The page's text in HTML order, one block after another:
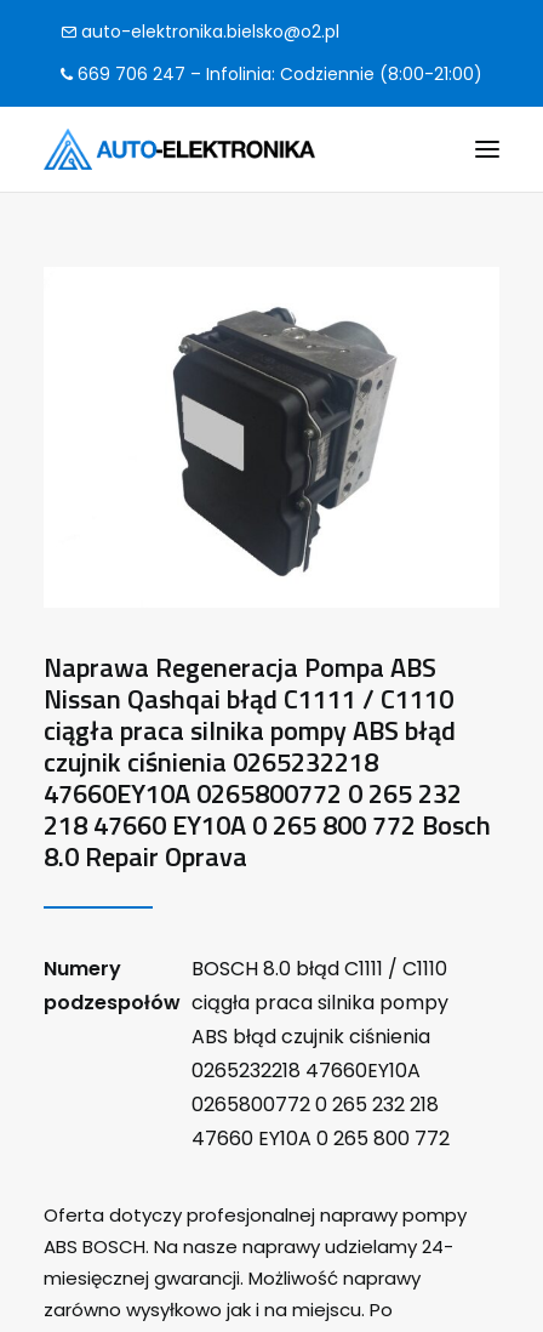
auto-elektronika.bielsko@o2.pl
669 706 247 – Infolinia: Codziennie (8:00-21:00)
CO NAPRAWIAMY?
KODY BŁĘDÓW
Naprawa Regeneracja Pompa ABS
Nissan Qashqai błąd C1111 / C1110
ciągła praca silnika pompy ABS błąd
czujnik ciśnienia 0265232218
47660EY10A 0265800772 0 265 232
218 47660 EY10A 0 265 800 772 Bosch
8.0 Repair Oprava
Numery
podzespołów
BOSCH 8.0 błąd C1111 / C1110
ciągła praca silnika pompy
ABS błąd czujnik ciśnienia
0265232218 47660EY10A
0265800772 0 265 232 218
47660 EY10A 0 265 800 772
Oferta dotyczy profesjonalnej naprawy pompy
ABS BOSCH. Na nasze naprawy udzielamy 24-
miesięcznej gwarancji. Możliwość naprawy
zarówno wysyłkowo jak i na miejscu. Po